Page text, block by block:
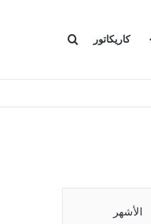
كاريكاتور بحث عن
الأشهر